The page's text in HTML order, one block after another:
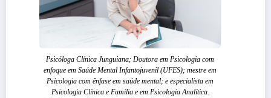
Psicóloga Clínica Junguiana; Doutora em Psicologia com
enfoque em Saúde Mental Infantojuvenil (UFES); mestre em
Psicologia com ênfase em saúde mental; e especialista em
Psicologia Clínica e Familia e em Psicologia Analítica.